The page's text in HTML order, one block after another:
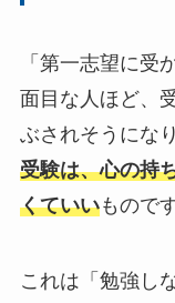
「第一志望に受
面目な人ほど、
ぶされそうにな
受験は、心の持
くていいものです
これは「勉強し